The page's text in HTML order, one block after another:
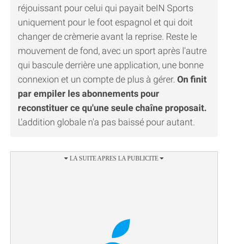
réjouissant pour celui qui payait beIN Sports
uniquement pour le foot espagnol et qui doit
changer de crèmerie avant la reprise. Reste le
mouvement de fond, avec un sport après l'autre
qui bascule derrière une application, une bonne
connexion et un compte de plus à gérer. On finit
par empiler les abonnements pour
reconstituer ce qu'une seule chaîne proposait.
L'addition globale n'a pas baissé pour autant.